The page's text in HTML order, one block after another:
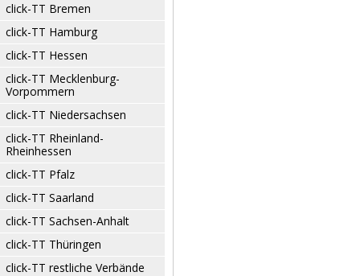
click-TT Bremen
click-TT Hamburg
click-TT Hessen
click-TT Mecklenburg-
Vorpommern
click-TT Niedersachsen
click-TT Rheinland-
Rheinhessen
click-TT Pfalz
click-TT Saarland
click-TT Sachsen-Anhalt
click-TT Thüringen
click-TT restliche Verbände